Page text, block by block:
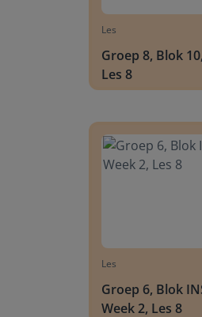
Les
Groep 8, Blok
Les 8
Les
Groep 6, Blok
Week 2, Les 8